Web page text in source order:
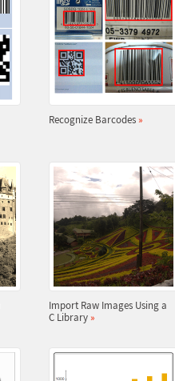
Recognize Barcodes »
Import Raw Images Using a
C Library »